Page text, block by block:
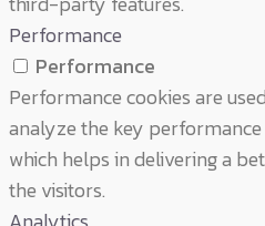
Performance
Performance
Performance cookies are
analyze the key
which helps in delivering a
the visitors.